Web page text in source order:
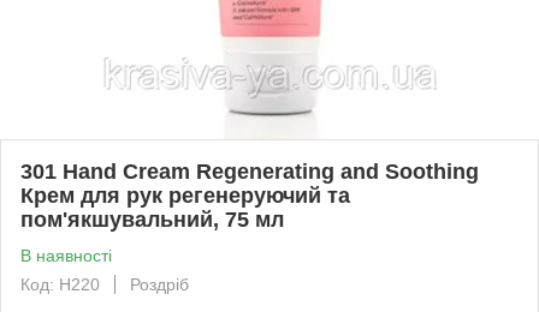
301 Hand Cream Regenerating and Soothing
Крем для рук регенеруючий та
пом'якшувальний, 75 мл
В наявності
Код: H220
Роздріб